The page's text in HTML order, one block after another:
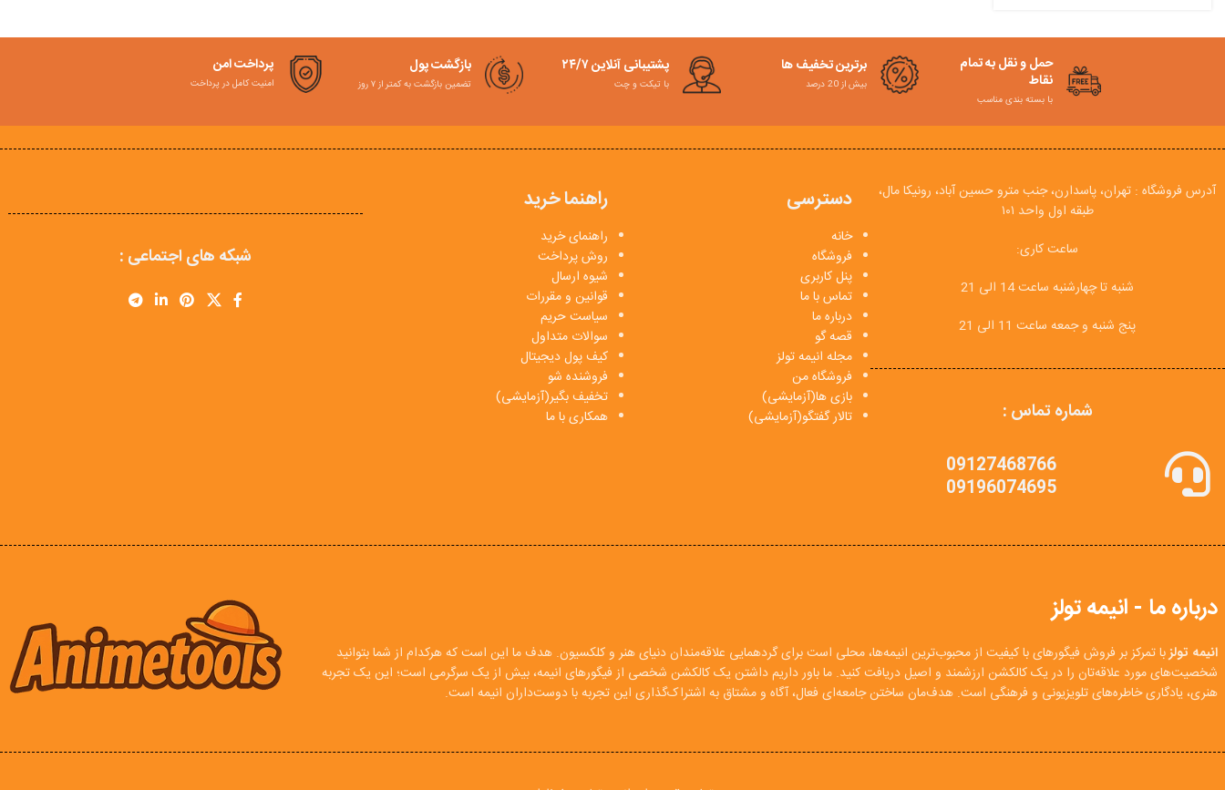
حمل و نقل به تمام
نقاط
با بسته بندی مناسب
برترین تخفیف ها
بیش از 20 درصد
پشتیبانی آنلاین ۲۴/۷
با تیکت و چت
بازگشت پول
تضمین بازگشت به کمتر از ۷ روز
پرداخت امن
امنیت کامل در پرداخت
آدرس فروشگاه : تهران، پاسدارن، جنب مترو حسین آباد، رونیکا مال،
طبقه اول واحد ۱۰۱
ساعت کاری:
شنبه تا چهارشنبه ساعت 14 الی 21
پنج شنبه و جمعه ساعت 11 الی 21
شماره تماس :
09127468766
09196074695
دسترسی
خانه
فروشگاه
پنل کاربری
تماس با ما
درباره ما
قصه گو
مجله انیمه تولز
فروشگاه من
بازی ها(آزمایشی)
تالار گفتگو(آزمایشی)
راهنما خرید
راهنمای خرید
روش پرداخت
شیوه ارسال
قوانین و مقررات
سیاست حریم
سوالات متداول
کیف پول دیجیتال
فروشنده شو
تخفیف بگیر(آزمایشی)
همکاری با ما
شبکه های اجتماعی :
درباره ما - انیمه تولز
انیمه تولزبا تمرکز بر فروش فیگورهای با کیفیت از محبوب‌ترین انیمه‌ها، محلی است برای گردهمایی علاقه‌مندان دنیای هنر و کلکسیون. هدف ما این است که هرکدام از شما بتوانید
شخصیت‌های مورد علاقه‌تان را در یک کالکشن ارزشمند و اصیل دریافت کنید. ما باور داریم داشتن یک کالکشن شخصی از فیگورهای انیمه، بیش از یک سرگرمی است؛ این یک تجربه
هنری، یادگاری خاطره‌های تلویزیونی و فرهنگی است. هدف‌مان ساختن جامعه‌ای فعال، آگاه و مشتاق به اشتراک‌گذاری این تجربه با دوست‌داران انیمه است.